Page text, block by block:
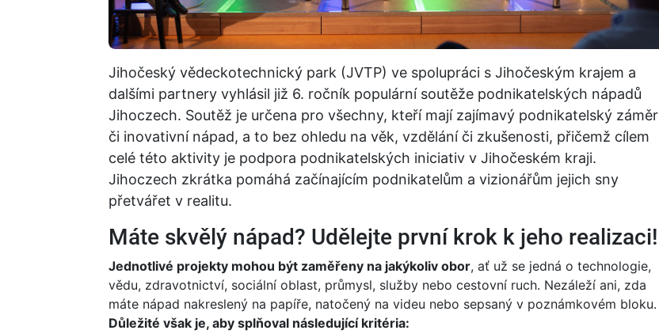
Jihočeský vědeckotechnický park (JVTP) ve spolupráci s Jihočeským krajem a
dalšími partnery vyhlásil již 6. ročník populární soutěže podnikatelských nápadů
Jihoczech. Soutěž je určena pro všechny, kteří mají zajímavý podnikatelský záměr
či inovativní nápad, a to bez ohledu na věk, vzdělání či zkušenosti, přičemž cílem
celé této aktivity je podpora podnikatelských iniciativ v Jihočeském kraji.
Jihoczech zkrátka pomáhá začínajícím podnikatelům a vizionářům jejich sny
přetvářet v realitu.
Máte skvělý nápad? Udělejte první krok k jeho realizaci!
Jednotlivé projekty mohou být zaměřeny na jakýkoliv obor, ať už se jedná o technologie,
vědu, zdravotnictví, sociální oblast, průmysl, služby nebo cestovní ruch. Nezáleží ani, zda
máte nápad nakreslený na papíře, natočený na videu nebo sepsaný v poznámkovém bloku.
Důležité však je, aby splňoval následující kritéria: